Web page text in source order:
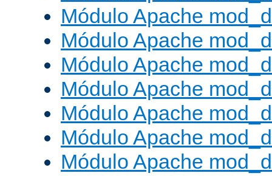
Módulo Apache
Módulo Apache
Módulo Apache
Módulo Apache
Módulo Apache
Módulo Apache
Módulo Apache